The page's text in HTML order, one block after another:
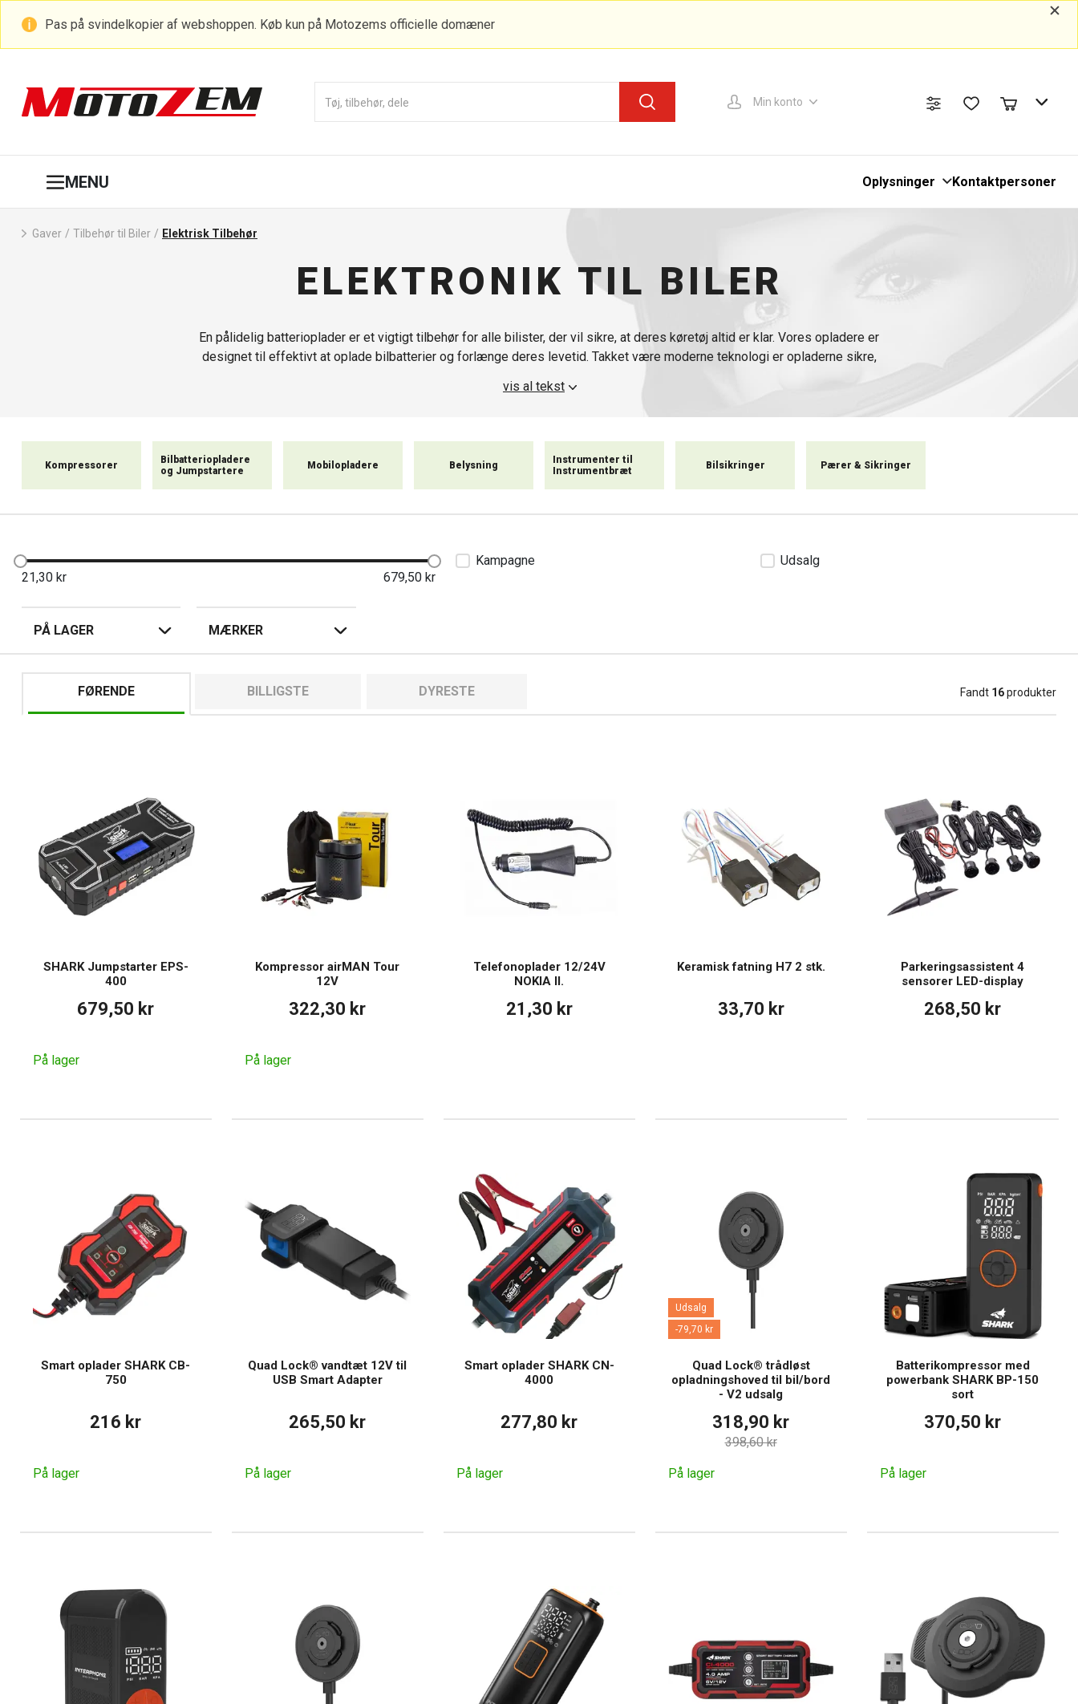
Pas på svindelkopier af webshoppen. Køb kun på Motozems officielle domæner
Min konto
MENU Oplysninger Kontaktpersoner
Gaver / Tilbehør til Biler / Elektrisk Tilbehør
ELEKTRONIK TIL BILER
En pålidelig batterioplader er et vigtigt tilbehør for alle bilister, der vil sikre, at deres køretøj altid er klar. Vores opladere er
designet til effektivt at oplade bilbatterier og forlænge deres levetid. Takket være moderne teknologi er opladerne sikre,
vis al tekst
Kompressorer
Bilbatteriopladere
og Jumpstartere
Mobilopladere Belysning
Instrumenter til
Instrumentbræt
Bilsikringer Pærer & Sikringer
21,30 kr 679,50 kr
Kampagne Udsalg
PÅ LAGER MÆRKER
Fandt 16produkter
FØRENDE BILLIGSTE DYRESTE
SHARK Jumpstarter EPS-
400
679,50 kr
På lager
Kompressor airMAN Tour
12V
322,30 kr
På lager
Telefonoplader 12/24V
NOKIA II.
21,30 kr
Keramisk fatning H7 2 stk.
33,70 kr
Parkeringsassistent 4
sensorer LED-display
268,50 kr
Smart oplader SHARK CB-
750
216 kr
På lager
Quad Lock® vandtæt 12V til
USB Smart Adapter
265,50 kr
På lager
Smart oplader SHARK CN-
4000
277,80 kr
På lager
Udsalg
-79,70 kr
Quad Lock® trådløst
opladningshoved til bil/bord
- V2 udsalg
318,90 kr
398,60 kr
På lager
Batterikompressor med
powerbank SHARK BP-150
sort
370,50 kr
På lager